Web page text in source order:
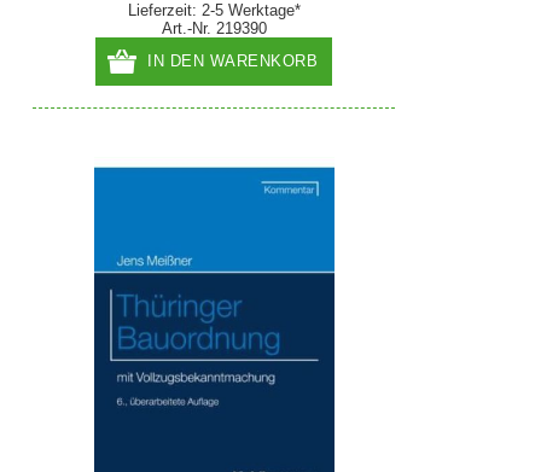
Lieferzeit: 2-5 Werktage*
Art.-Nr. 219390
IN DEN WARENKORB